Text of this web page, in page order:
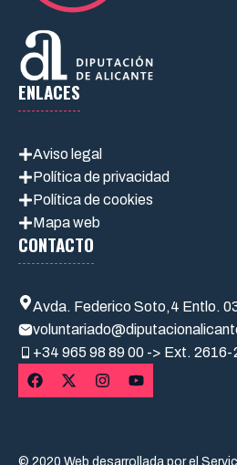
ENLACES
Aviso legal
Política de privacidad
Política de cookies
Mapa web
CONTACTO
Avda. Federico Soto,4 Entlo.
+34 965 98 89 00 -> Ext. 2616-
© 2020 Web desarrollada por el